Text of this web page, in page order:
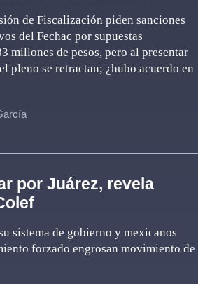
de Fiscalización piden sanciones
del Fechac por supuestas
millones de pesos, pero al presentar
pleno se retractan; ¿hubo acuerdo en
por Juárez, revela
sistema de gobierno y mexicanos
forzado engrosan movimiento de